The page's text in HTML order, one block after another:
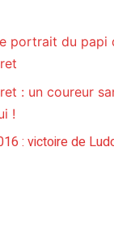
portrait du papi
: un coureur
!
: victoire de